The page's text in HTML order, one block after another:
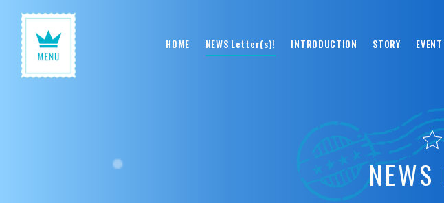
HOME NEWS Letter(s)! INTRODUCTION STORY EVENT
NEWS